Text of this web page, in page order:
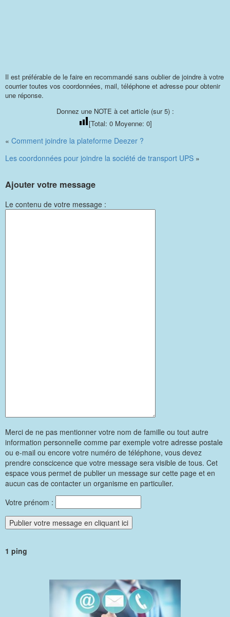
Il est préférable de le faire en recommandé sans oublier de joindre à votre
courrier toutes vos coordonnées, mail, téléphone et adresse pour obtenir
une réponse.
Donnez une NOTE à cet article (sur 5) :
[Total: 0Moyenne: 0]
« Comment joindre la plateforme Deezer ?
Les coordonnées pour joindre la société de transport UPS »
Ajouter votre message
Le contenu de votre message :
Merci de ne pas mentionner votre nom de famille ou tout autre
information personnelle comme par exemple votre adresse postale
ou e-mail ou encore votre numéro de téléphone, vous devez
prendre conscicence que votre message sera visible de tous. Cet
espace vous permet de publier un message sur cette page et en
aucun cas de contacter un organisme en particulier.
Votre prénom :
1 ping